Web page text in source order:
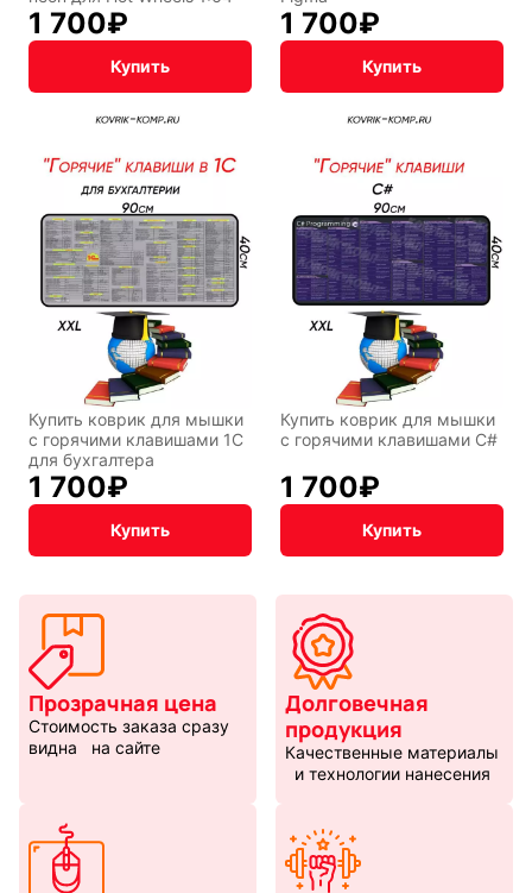
1 700₽
Купить
1 700₽
Купить
Купить коврик для мышки
с горячими клавишами 1С
для бухгалтера
1 700₽
Купить
Купить коврик для мышки
с горячими клавишами C#
1 700₽
Купить
Прозрачная цена
Стоимость заказа сразу
видна на сайте
Долговечная
продукция
Качественные материалы
и технологии нанесения